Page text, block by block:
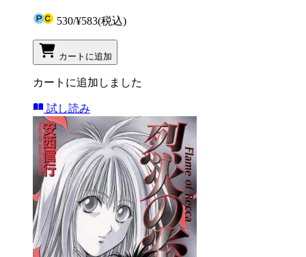
530/¥583(税込)
カートに追加
カートに追加しました
試し読み